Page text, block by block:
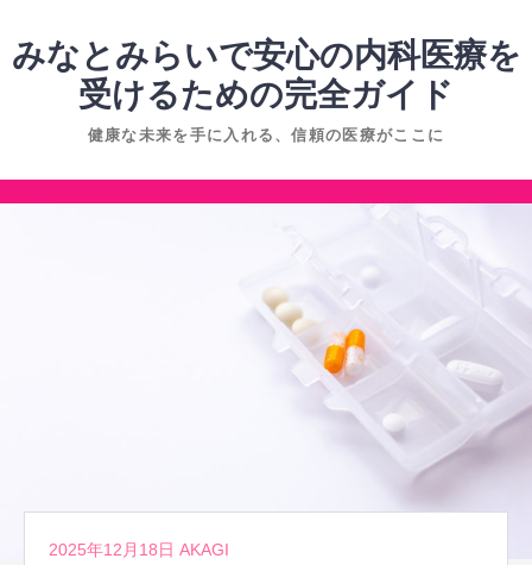
へ
ス
みなとみらいで安心の内科医療を
受けるための完全ガイド
健康な未来を手に入れる、信頼の医療がここに
コ
2025年12月18日 AKAGI